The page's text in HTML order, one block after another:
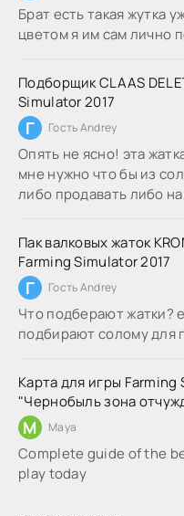
Брат есть такая жутка
цветом я им сам лично
Подборщик CLAAS
Simulator 2017
Г Гость Andrey
Опять не ясно! эта
мне нужно что бы из
либо продавать либо на
Пак валковых жаток
Farming Simulator 2017
Г Гость Andrey
Что подберают жатки?
подбирают солому для
Карта для игры Farming
"Чернобыль зона
M Maya
Complete guide of the
play today